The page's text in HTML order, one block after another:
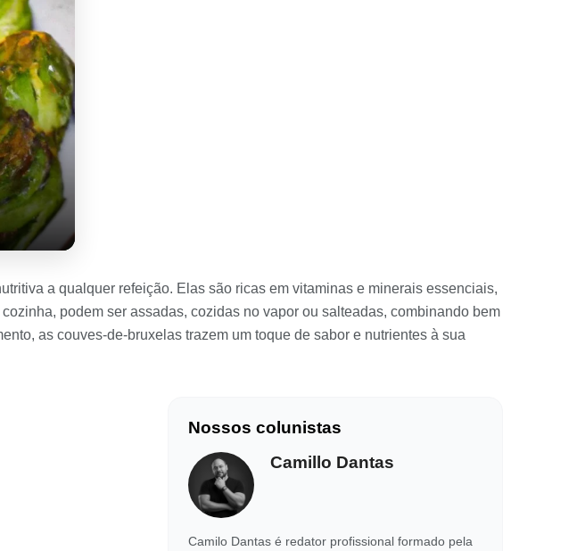
a qualquer refeição. Elas são ricas em vitaminas e minerais essenciais,
podem ser assadas, cozidas no vapor ou salteadas, combinando bem
as couves-de-bruxelas trazem um toque de sabor e nutrientes à sua
Nossos colunistas
Camillo Dantas
Camilo Dantas é redator profissional formado pela